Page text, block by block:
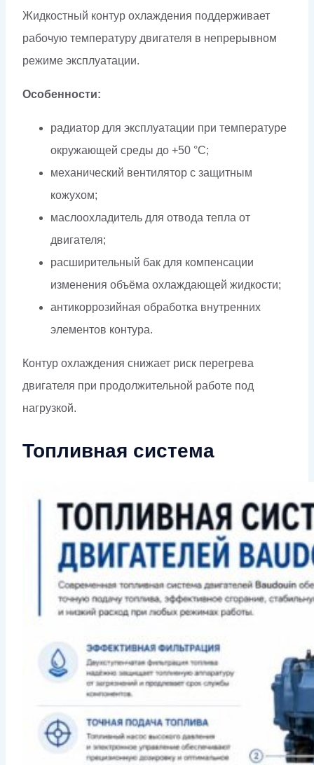
Жидкостный контур охлаждения поддерживает
рабочую температуру двигателя в непрерывном
режиме эксплуатации.
Особенности:
радиатор для эксплуатации при температуре
окружающей среды до +50 °C;
механический вентилятор с защитным
кожухом;
маслоохладитель для отвода тепла от
двигателя;
расширительный бак для компенсации
изменения объёма охлаждающей жидкости;
антикоррозийная обработка внутренних
элементов контура.
Контур охлаждения снижает риск перегрева
двигателя при продолжительной работе под
нагрузкой.
Топливная система